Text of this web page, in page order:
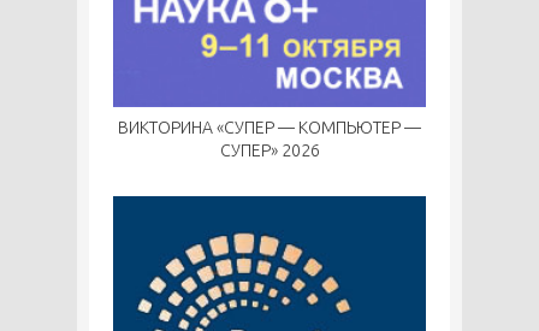
ВИКТОРИНА «СУПЕР — КОМПЬЮТЕР —
СУПЕР» 2026